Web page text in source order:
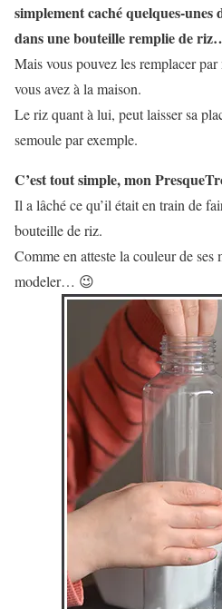
simplement caché quelques-
dans une bouteille remplie de
Mais vous pouvez les remplacer
vous avez à la maison.
Le riz quant à lui, peut laisser sa
semoule par exemple.
C’est tout simple, mon
Il a lâché ce qu’il était en train de
bouteille de riz.
Comme en atteste la couleur de ses
modeler… 😉